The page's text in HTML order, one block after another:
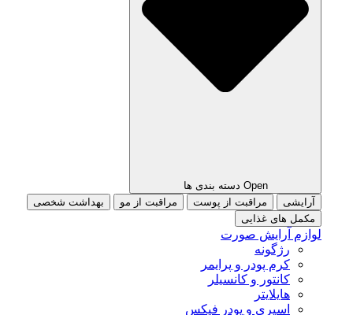
Open دسته بندی ها
آرایشی
مراقبت از پوست مراقبت از مو
بهداشت شخصی
مکمل های غذایی
لوازم آرایش صورت
رژگونه
کرم پودر و پرایمر
کانتور و کانسیلر
هایلایتر
اسپری و پودر فیکس